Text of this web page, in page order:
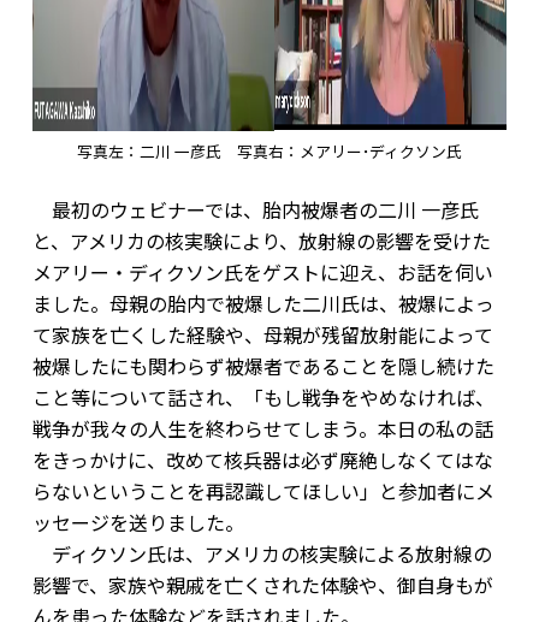
写真左：二川 一彦氏 写真右：メアリー･ディクソン氏
最初のウェビナーでは、胎内被爆者の二川 一彦氏
と、アメリカの核実験により、放射線の影響を受けた
メアリー・ディクソン氏をゲストに迎え、お話を伺い
ました。母親の胎内で被爆した二川氏は、被爆によっ
て家族を亡くした経験や、母親が残留放射能によって
被爆したにも関わらず被爆者であることを隠し続けた
こと等について話され、「もし戦争をやめなければ、
戦争が我々の人生を終わらせてしまう。本日の私の話
をきっかけに、改めて核兵器は必ず廃絶しなくてはな
らないということを再認識してほしい」と参加者にメ
ッセージを送りました。
ディクソン氏は、アメリカの核実験による放射線の
影響で、家族や親戚を亡くされた体験や、御自身もが
んを患った体験などを話されました。